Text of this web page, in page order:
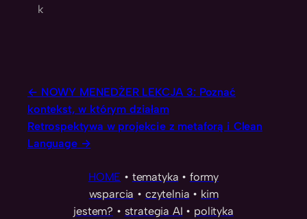
k
NOWY MENEDŻER LEKCJA 3: Poznać
kontekst, w którym działam
Retrospektywa w projekcie z metaforą i Clean
Language
HOME • tematyka • formy
wsparcia • czytelnia • kim
jestem? • strategia AI • polityka